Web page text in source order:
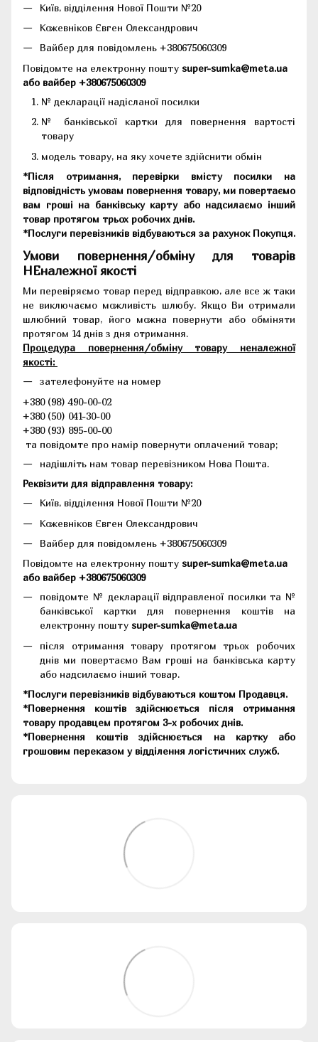
Київ, відділення Нової Пошти №20
Кожевніков Євген Олександрович
Вайбер для повідомлень +380675060309
Повідомте на електронну пошту super-sumka@meta.ua
або вайбер +380675060309
№ декларації надісланої посилки
№ банківської картки для повернення вартості
товару
модель товару, на яку хочете здійснити обмін
*Після отримання, перевірки вмісту посилки на
відповідність умовам повернення товару, ми повертаємо
вам гроші на банківську карту або надсилаємо інший
товар протягом трьох робочих днів.
*Послуги перевізників відбуваються за рахунок Покупця.
Умови повернення/обміну для товарів
НЕналежної якості
Ми перевіряємо товар перед відправкою, але все ж таки
не виключаємо можливість шлюбу. Якщо Ви отримали
шлюбний товар, його можна повернути або обміняти
протягом 14 днів з дня отримання.
Процедура повернення/обміну товару неналежної
якості:
зателефонуйте на номер
+380 (98) 490-00-02
+380 (50) 041-30-00
+380 (93) 895-00-00
та повідомте про намір повернути оплачений товар;
надішліть нам товар перевізником Нова Пошта.
Реквізити для відправлення товару:
Київ, відділення Нової Пошти №20
Кожевніков Євген Олександрович
Вайбер для повідомлень +380675060309
Повідомте на електронну пошту super-sumka@meta.ua
або вайбер +380675060309
повідомте № декларації відправленої посилки та №
банківської картки для повернення коштів на
електронну пошту super-sumka@meta.ua
після отримання товару протягом трьох робочих
днів ми повертаємо Вам гроші на банківська карту
або надсилаємо інший товар.
*Послуги перевізників відбуваються коштом Продавця.
*Повернення коштів здійснюється після отримання
товару продавцем протягом 3-х робочих днів.
*Повернення коштів здійснюється на картку або
грошовим переказом у відділення логістичних служб.